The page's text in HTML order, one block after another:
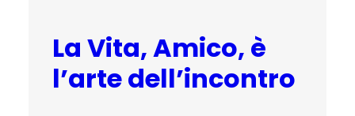
La Vita, Amico, è
l’arte dell’incontro